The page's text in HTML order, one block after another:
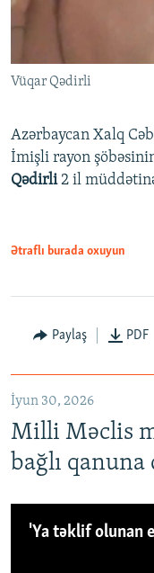
Vüqar Qədirli
Azərbaycan Xalq
İmişli rayon
Qədirli2 il
Ətraflı burada oxuyun
Paylaş PDF
İyun 30, 2026
Milli Məclis
bağlı